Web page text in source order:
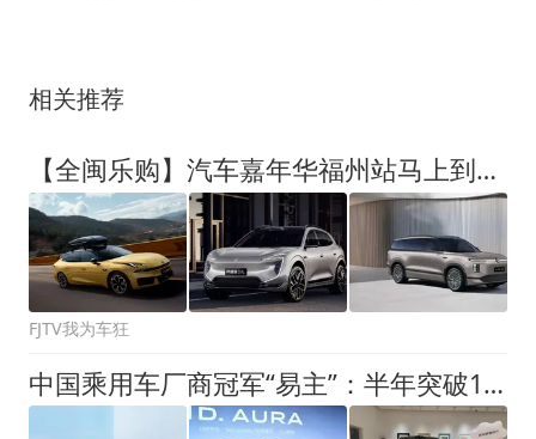
相关推荐
【全闽乐购】汽车嘉年华福州站马上到！这份逛展攻略必收
FJTV我为车狂
中国乘用车厂商冠军“易主”：半年突破100万辆，比亚迪退居第二